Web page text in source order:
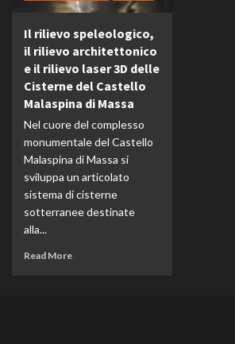
Il rilievo speleologico,
il rilievo architettonico
e il rilievo laser 3D delle
Cisterne del Castello
Malaspina di Massa
Nel cuore del complesso
monumentale del Castello
Malaspina di Massa si
sviluppa un articolato
sistema di cisterne
sotterranee destinate
alla...
Read More